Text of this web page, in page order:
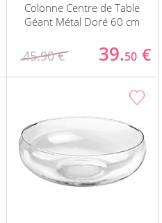
Colonne Centre de Table
Géant Métal Doré 60 cm
45.90 € 39.50 €